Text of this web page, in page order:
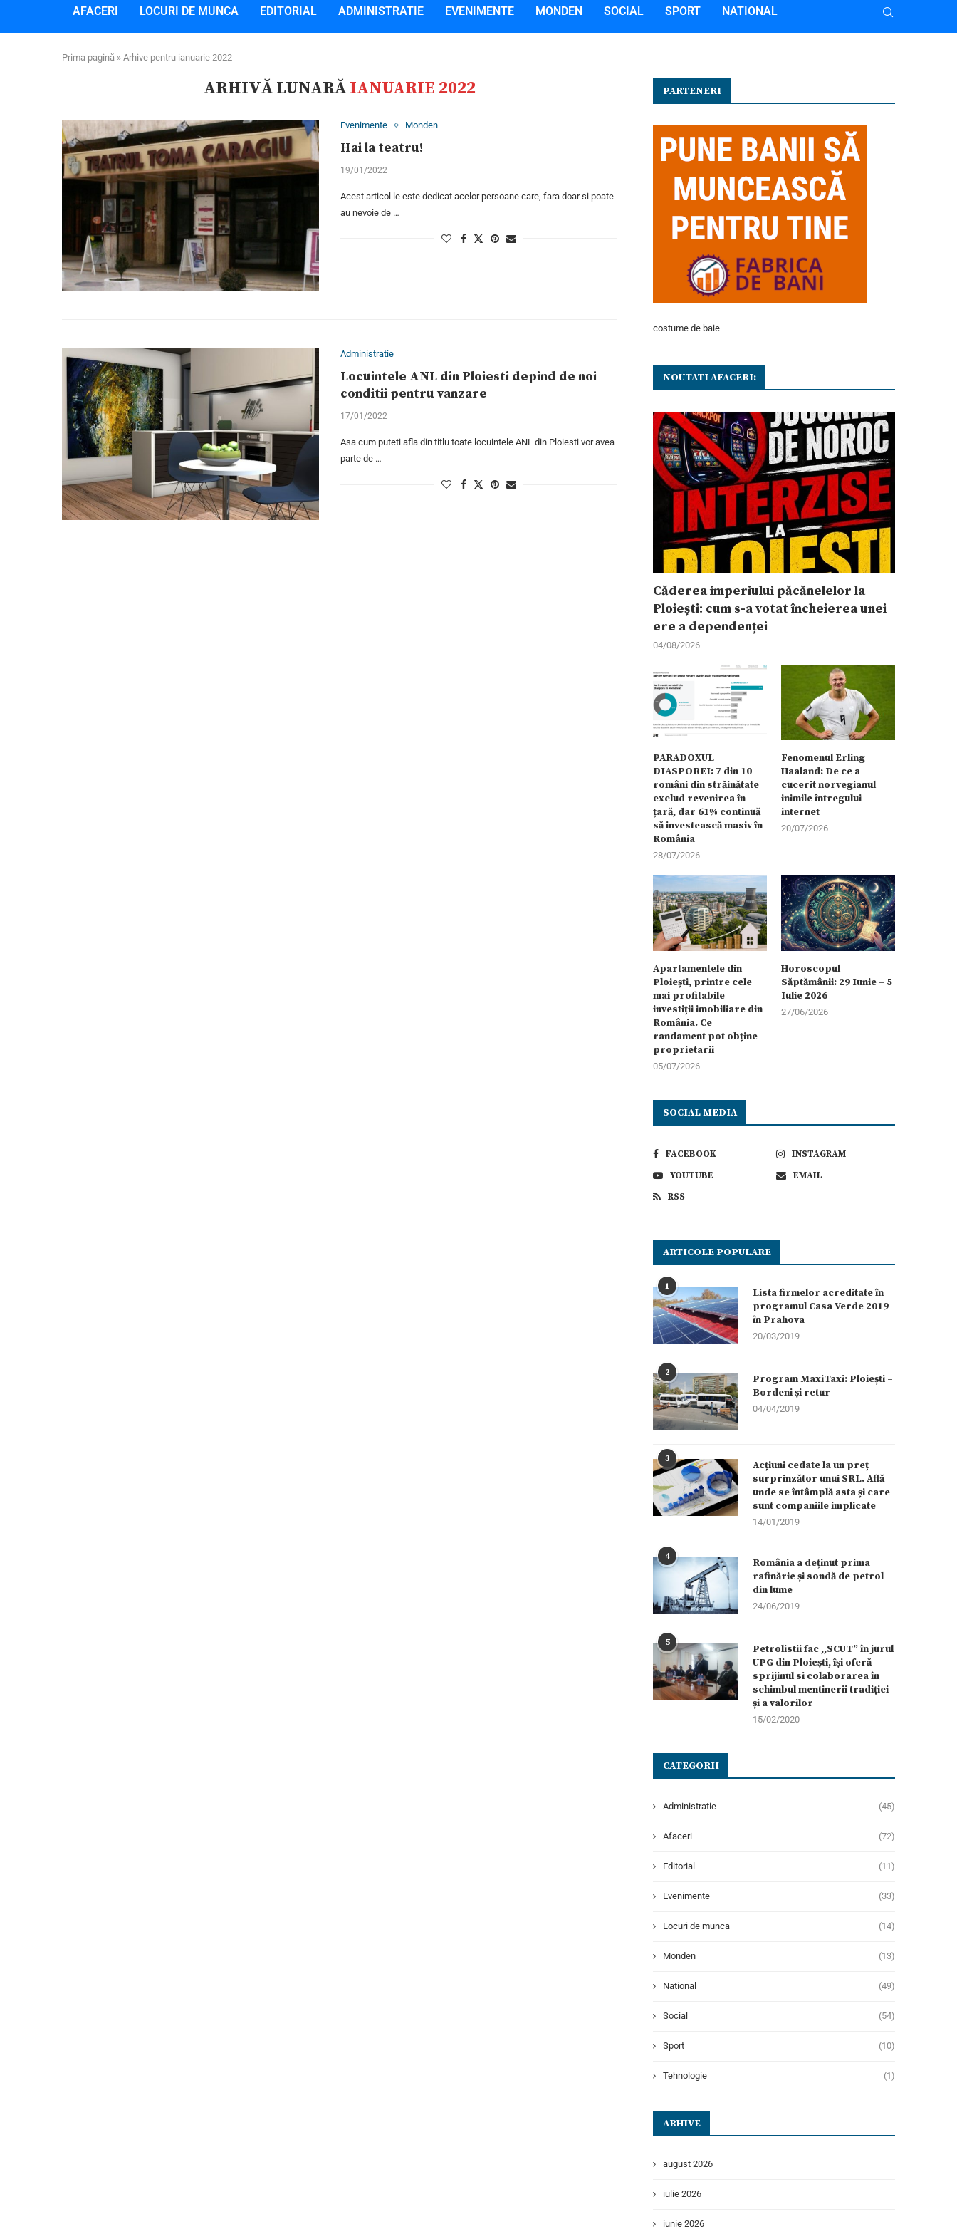
AFACERI LOCURI DE MUNCA EDITORIAL ADMINISTRATIE EVENIMENTE MONDEN SOCIAL SPORT NATIONAL
Prima pagină » Arhive pentru ianuarie 2022
ARHIVĂ LUNARĂ IANUARIE 2022
Evenimente Monden
Hai la teatru!
19/01/2022
Acest articol le este dedicat acelor persoane care, fara doar si poate
au nevoie de …
Administratie
Locuintele ANL din Ploiesti depind de noi
conditii pentru vanzare
17/01/2022
Asa cum puteti afla din titlu toate locuintele ANL din Ploiesti vor avea
parte de …
PARTENERI
costume de baie
NOUTATI AFACERI:
Căderea imperiului păcănelelor la
Ploiești: cum s-a votat încheierea unei
ere a dependenței
04/08/2026
PARADOXUL
DIASPOREI: 7 din 10
români din străinătate
exclud revenirea în
țară, dar 61% continuă
să investească masiv în
România
28/07/2026
Fenomenul Erling
Haaland: De ce a
cucerit norvegianul
inimile întregului
internet
20/07/2026
Apartamentele din
Ploiești, printre cele
mai profitabile
investiții imobiliare din
România. Ce
randament pot obține
proprietarii
05/07/2026
Horoscopul
Săptămânii: 29 Iunie – 5
Iulie 2026
27/06/2026
SOCIAL MEDIA
FACEBOOK
INSTAGRAM
YOUTUBE
EMAIL
RSS
ARTICOLE POPULARE
1
Lista firmelor acreditate în
programul Casa Verde 2019
în Prahova
20/03/2019
2
Program MaxiTaxi: Ploiești –
Bordeni și retur
04/04/2019
3
Acțiuni cedate la un preț
surprinzător unui SRL. Află
unde se întâmplă asta și care
sunt companiile implicate
14/01/2019
4
România a deținut prima
rafinărie și sondă de petrol
din lume
24/06/2019
5
Petrolistii fac ,,SCUT” în jurul
UPG din Ploiești, își oferă
sprijinul si colaborarea în
schimbul mentinerii tradiției
și a valorilor
15/02/2020
CATEGORII
Administratie (45)
Afaceri (72)
Editorial (11)
Evenimente (33)
Locuri de munca (14)
Monden (13)
National (49)
Social (54)
Sport (10)
Tehnologie (1)
ARHIVE
august 2026
iulie 2026
iunie 2026